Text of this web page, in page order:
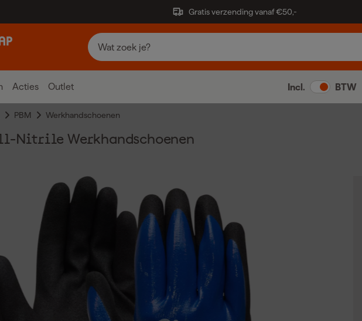
Gratis verzending vanaf €50,-
Acties Outlet Incl. BTW
PBM Werkhandschoenen
Nitrile Werkhandschoenen